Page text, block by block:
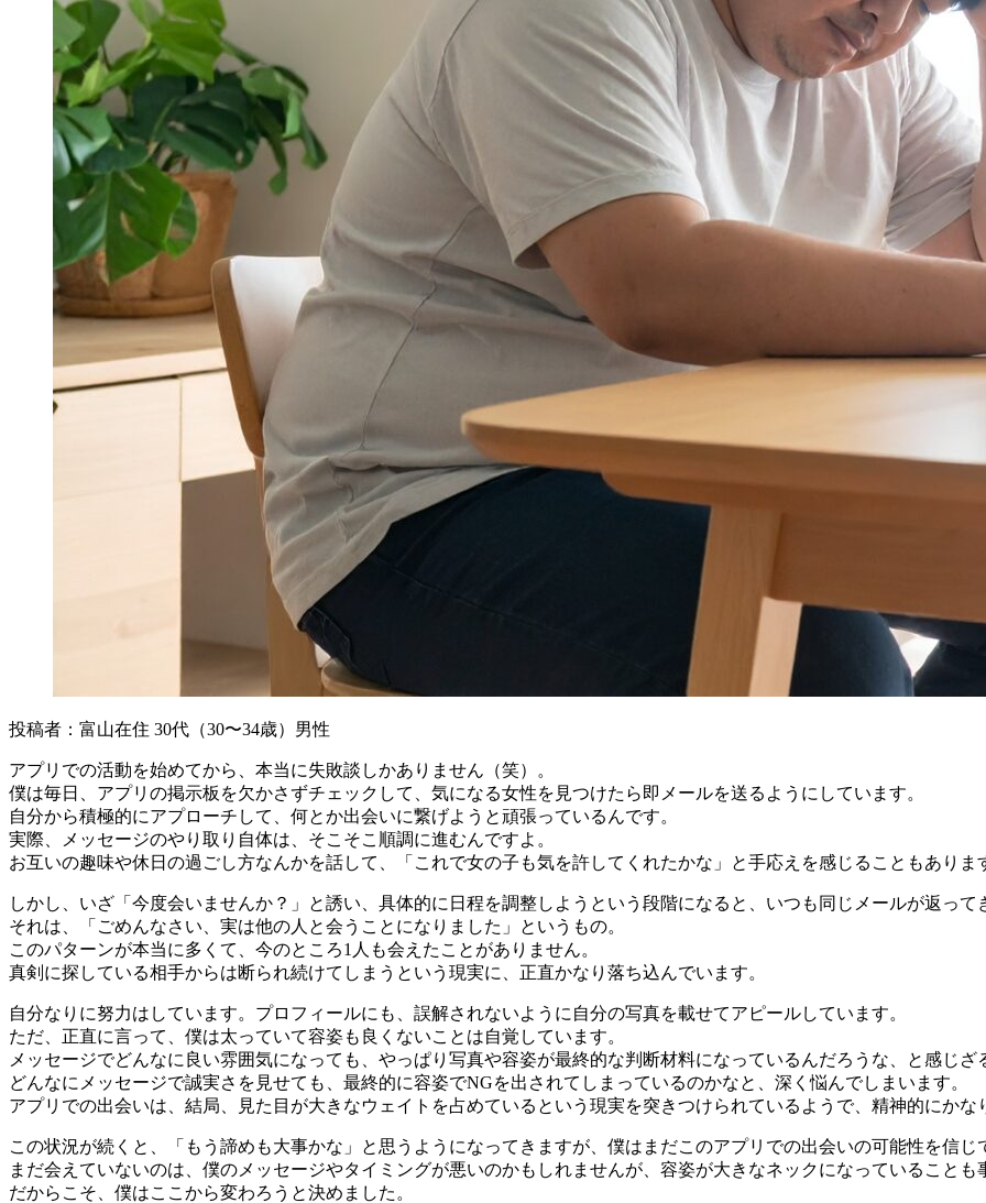
投稿者：富山在住 30代（30〜34歳）男性
アプリでの活動を始めてから、本当に失敗談しかありません（笑）。
僕は毎日、アプリの掲示板を欠かさずチェックして、気になる女性を見つけたら即メールを送るようにしています。
自分から積極的にアプローチして、何とか出会いに繋げようと頑張っているんです。
実際、メッセージのやり取り自体は、そこそこ順調に進むんですよ。
お互いの趣味や休日の過ごし方なんかを話して、「これで女の子も気を許してくれたかな」と手応えを感じることもありま
しかし、いざ「今度会いませんか？」と誘い、具体的に日程を調整しようという段階になると、いつも同じメールが返って
それは、「ごめんなさい、実は他の人と会うことになりました」というもの。
このパターンが本当に多くて、今のところ1人も会えたことがありません。
真剣に探している相手からは断られ続けてしまうという現実に、正直かなり落ち込んでいます。
自分なりに努力はしています。プロフィールにも、誤解されないように自分の写真を載せてアピールしています。
ただ、正直に言って、僕は太っていて容姿も良くないことは自覚しています。
メッセージでどんなに良い雰囲気になっても、やっぱり写真や容姿が最終的な判断材料になっているんだろうな、と感じざ
どんなにメッセージで誠実さを見せても、最終的に容姿でNGを出されてしまっているのかなと、深く悩んでしまいます。
アプリでの出会いは、結局、見た目が大きなウェイトを占めているという現実を突きつけられているようで、精神的にかな
この状況が続くと、「もう諦めも大事かな」と思うようになってきますが、僕はまだこのアプリでの出会いの可能性を信じ
まだ会えていないのは、僕のメッセージやタイミングが悪いのかもしれませんが、容姿が大きなネックになっていることも
だからこそ、僕はここから変わろうと決めました。